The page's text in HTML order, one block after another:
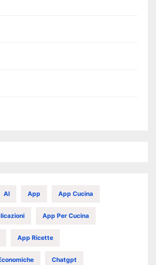
AI App App Cucina
App Per Cucina
App Ricette
Chatgpt